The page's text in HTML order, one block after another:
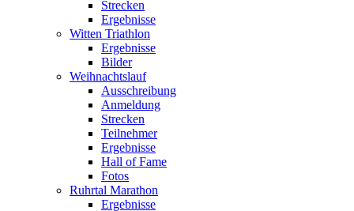
Strecken
Ergebnisse
Witten Triathlon
Ergebnisse
Bilder
Weihnachtslauf
Ausschreibung
Anmeldung
Strecken
Teilnehmer
Ergebnisse
Hall of Fame
Fotos
Ruhrtal Marathon
Ergebnisse